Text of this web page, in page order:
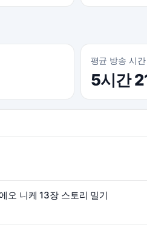
평균 방송 시간
5시간
오 니케 13장 스토리 밀기